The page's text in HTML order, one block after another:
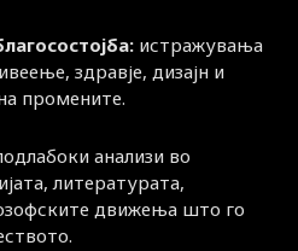
истражувања
здравје, дизајн и
промените.
анализи во
литературата,
движења што го